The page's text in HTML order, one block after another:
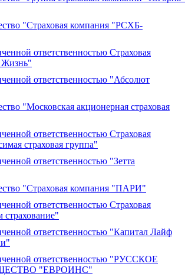
"Страховая компания "РСХБ-
ответственностью Страховая
Жизнь"
ответственностью "Абсолют
"Московская акционерная страховая
ответственностью Страховая
страховая группа"
ответственностью "Зетта
"Страховая компания "ПАРИ"
ответственностью Страховая
страхование"
ответственностью "Капитал Лайф
ответственностью "РУССКОЕ
"ЕВРОИНС"